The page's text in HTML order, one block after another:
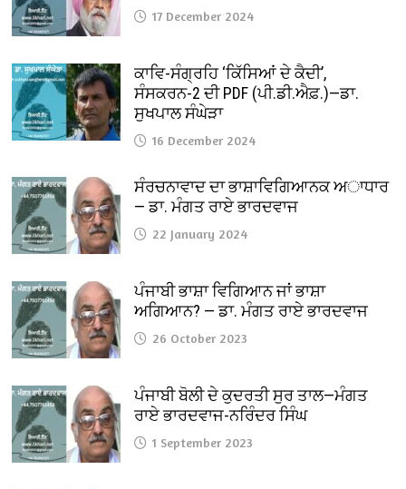
17 December 2024
ਕਾਵਿ-ਸੰਗ੍ਰਹਿ ‘ਕਿੱਸਿਆਂ ਦੇ ਕੈਦੀ’,
ਸੰਸਕਰਨ-2 ਦੀ PDF (ਪੀ.ਡੀ.ਐਫ਼.)—ਡਾ.
ਸੁਖਪਾਲ ਸੰਘੇੜਾ
16 December 2024
ਸੰਰਚਨਾਵਾਦ ਦਾ ਭਾਸ਼ਾਵਿਗਿਆਨਕ ਅਾਧਾਰ
— ਡਾ. ਮੰਗਤ ਰਾਏ ਭਾਰਦਵਾਜ
22 January 2024
ਪੰਜਾਬੀ ਭਾਸ਼ਾ ਵਿਗਿਆਨ ਜਾਂ ਭਾਸ਼ਾ
ਅਗਿਆਨ? — ਡਾ. ਮੰਗਤ ਰਾਏ ਭਾਰਦਵਾਜ
26 October 2023
ਪੰਜਾਬੀ ਬੋਲੀ ਦੇ ਕੁਦਰਤੀ ਸੁਰ ਤਾਲ—ਮੰਗਤ
ਰਾਏ ਭਾਰਦਵਾਜ-ਨਰਿੰਦਰ ਸਿੰਘ
1 September 2023